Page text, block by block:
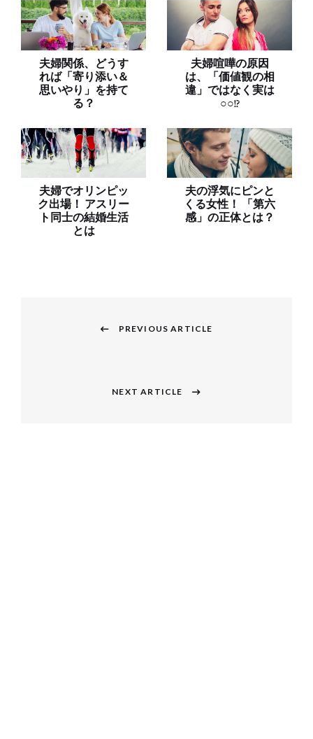
夫婦関係、どうす
れば「寄り添い＆
思いやり」を持て
る？
夫婦喧嘩の原因
は、「価値観の相
違」ではなく実は
○○!?
夫婦でオリンピッ
ク出場！ アスリー
ト同士の結婚生活
とは
夫の浮気にピンと
くる女性！ 「第六
感」の正体とは？
PREVIOUS ARTICLE
NEXT ARTICLE